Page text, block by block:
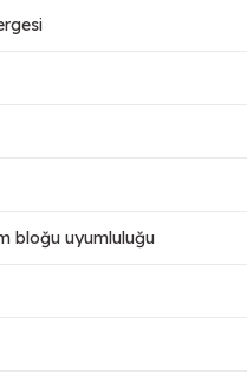
bloğu uyumluluğu